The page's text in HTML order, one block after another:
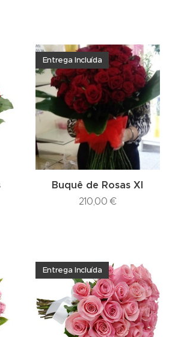
Buquê de Rosas Xl
Entrega Incluída
210,00 €
Entrega Incluída